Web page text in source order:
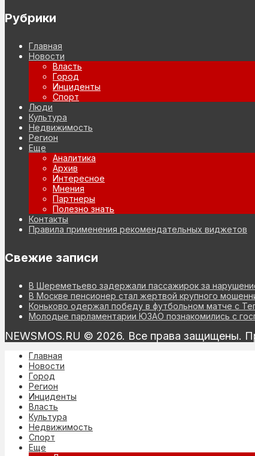
Рубрики
Главная
Новости
Власть
Город
Инциденты
Спорт
Люди
Культура
Недвижимость
Регион
Еще
Аналитика
Архив
Интересное
Мнения
Партнеры
Полезно знать
Контакты
Правила применения рекомендательных виджетов
Свежие записи
В Шереметьево задержали пассажирок за
В Москве пенсионер стал жертвой крупного
Коньково одержал победу в футбольном матче с
Молодые парламентарии ЮЗАО познакомились с
NEWSMOS.RU © 2026. Все права защищены.
Главная
Новости
Город
Регион
Инциденты
Власть
Культура
Недвижимость
Спорт
Еще